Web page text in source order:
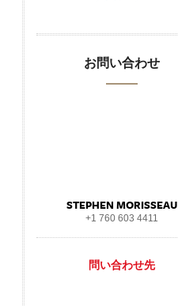
お問い合わせ
STEPHEN MORISSEAU
+1 760 603 4411
問い合わせ先